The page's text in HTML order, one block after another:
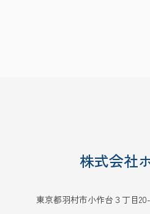
株式会社
東京都羽村市小作台３丁目